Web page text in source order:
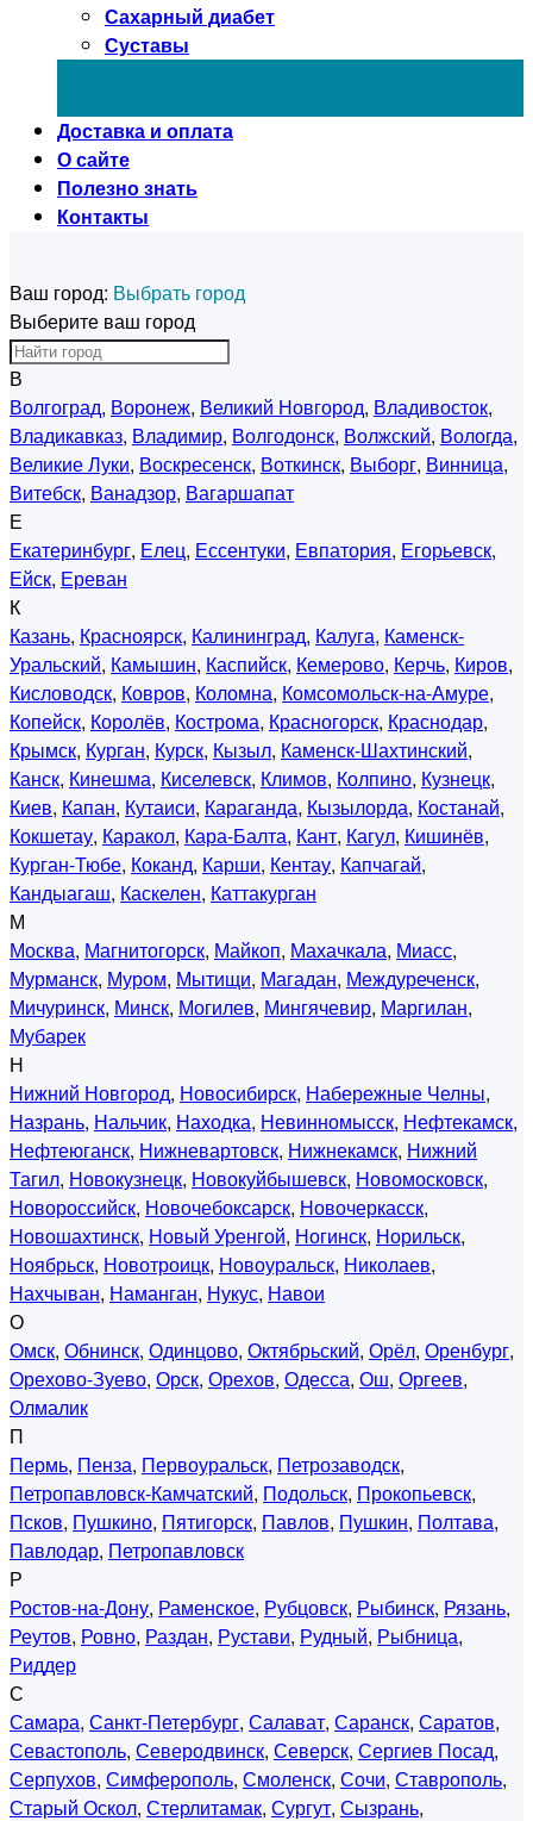
Сахарный диабет
Суставы
Доставка и оплата
О сайте
Полезно знать
Контакты
Ваш город: Выбрать город
Выберите ваш город
В
Волгоград, Воронеж, Великий Новгород, Владивосток,
Владикавказ, Владимир, Волгодонск, Волжский, Вологда,
Великие Луки, Воскресенск, Воткинск, Выборг, Винница,
Витебск, Ванадзор, Вагаршапат
Е
Екатеринбург, Елец, Ессентуки, Евпатория, Егорьевск,
Ейск, Ереван
К
Казань, Красноярск, Калининград, Калуга, Каменск-
Уральский, Камышин, Каспийск, Кемерово, Керчь, Киров,
Кисловодск, Ковров, Коломна, Комсомольск-на-Амуре,
Копейск, Королёв, Кострома, Красногорск, Краснодар,
Крымск, Курган, Курск, Кызыл, Каменск-Шахтинский,
Канск, Кинешма, Киселевск, Климов, Колпино, Кузнецк,
Киев, Капан, Кутаиси, Караганда, Кызылорда, Костанай,
Кокшетау, Каракол, Кара-Балта, Кант, Кагул, Кишинёв,
Курган-Тюбе, Коканд, Карши, Кентау, Капчагай,
Кандыагаш, Каскелен, Каттакурган
М
Москва, Магнитогорск, Майкоп, Махачкала, Миасс,
Мурманск, Муром, Мытищи, Магадан, Междуреченск,
Мичуринск, Минск, Могилев, Мингячевир, Маргилан,
Мубарек
Н
Нижний Новгород, Новосибирск, Набережные Челны,
Назрань, Нальчик, Находка, Невинномысск, Нефтекамск,
Нефтеюганск, Нижневартовск, Нижнекамск, Нижний
Тагил, Новокузнецк, Новокуйбышевск, Новомосковск,
Новороссийск, Новочебоксарск, Новочеркасск,
Новошахтинск, Новый Уренгой, Ногинск, Норильск,
Ноябрьск, Новотроицк, Новоуральск, Николаев,
Нахчыван, Наманган, Нукус, Навои
О
Омск, Обнинск, Одинцово, Октябрьский, Орёл, Оренбург,
Орехово-Зуево, Орск, Орехов, Одесса, Ош, Оргеев,
Олмалик
П
Пермь, Пенза, Первоуральск, Петрозаводск,
Петропавловск-Камчатский, Подольск, Прокопьевск,
Псков, Пушкино, Пятигорск, Павлов, Пушкин, Полтава,
Павлодар, Петропавловск
Р
Ростов-на-Дону, Раменское, Рубцовск, Рыбинск, Рязань,
Реутов, Ровно, Раздан, Рустави, Рудный, Рыбница,
Риддер
С
Самара, Санкт-Петербург, Салават, Саранск, Саратов,
Севастополь, Северодвинск, Северск, Сергиев Посад,
Серпухов, Симферополь, Смоленск, Сочи, Ставрополь,
Старый Оскол, Стерлитамак, Сургут, Сызрань,